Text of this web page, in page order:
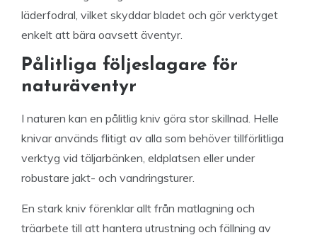
läderfodral, vilket skyddar bladet och gör verktyget
enkelt att bära oavsett äventyr.
Pålitliga följeslagare för
naturäventyr
I naturen kan en pålitlig kniv göra stor skillnad. Helle
knivar används flitigt av alla som behöver tillförlitliga
verktyg vid täljarbänken, eldplatsen eller under
robustare jakt- och vandringsturer.
En stark kniv förenklar allt från matlagning och
träarbete till att hantera utrustning och fällning av